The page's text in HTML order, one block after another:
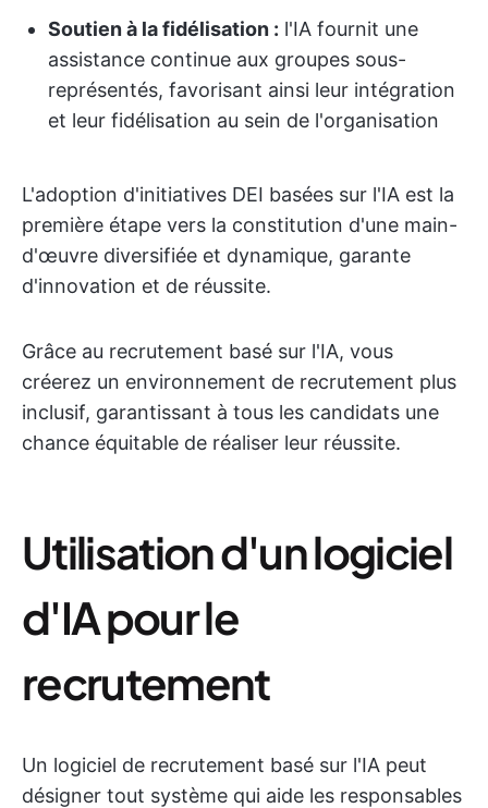
Soutien à la fidélisation : l'IA fournit une
assistance continue aux groupes sous-
représentés, favorisant ainsi leur intégration
et leur fidélisation au sein de l'organisation
L'adoption d'initiatives DEI basées sur l'IA est la
première étape vers la constitution d'une main-
d'œuvre diversifiée et dynamique, garante
d'innovation et de réussite.
Grâce au recrutement basé sur l'IA, vous
créerez un environnement de recrutement plus
inclusif, garantissant à tous les candidats une
chance équitable de réaliser leur réussite.
Utilisation d'un logiciel
d'IA pour le
recrutement
Un logiciel de recrutement basé sur l'IA peut
désigner tout système qui aide les responsables